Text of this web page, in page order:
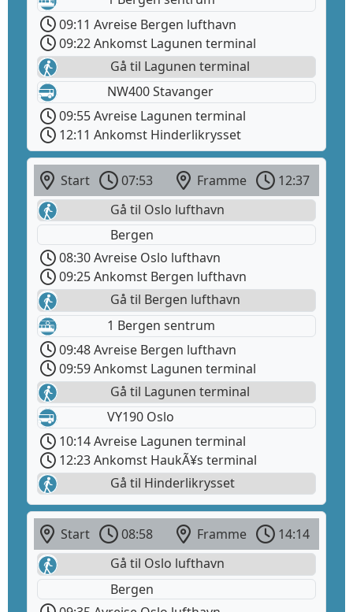
09:11 Avreise Bergen lufthavn
09:22 Ankomst Lagunen terminal
Gå til Lagunen terminal
NW400 Stavanger
09:55 Avreise Lagunen terminal
12:11 Ankomst Hinderlikrysset
Start 07:53 Framme
12:37
Gå til Oslo lufthavn
Bergen
08:30 Avreise Oslo lufthavn
09:25 Ankomst Bergen lufthavn
Gå til Bergen lufthavn
1 Bergen sentrum
09:48 Avreise Bergen lufthavn
09:59 Ankomst Lagunen terminal
Gå til Lagunen terminal
VY190 Oslo
10:14 Avreise Lagunen terminal
12:23 Ankomst HaukÃ¥s terminal
Gå til Hinderlikrysset
Start 08:58 Framme
14:14
Gå til Oslo lufthavn
Bergen